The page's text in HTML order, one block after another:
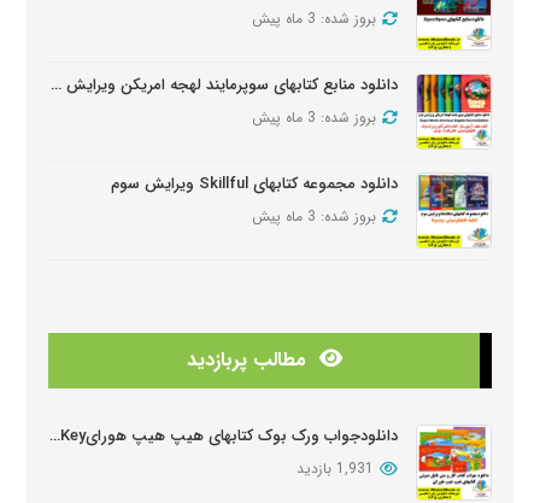
بروز شده: 3 ماه پیش
دانلود منابع کتابهای سوپرمایند لهجه امریکن ویرایش دومSuper Minds American Second Edition
بروز شده: 3 ماه پیش
دانلود مجموعه کتابهای Skillful ویرایش سوم
بروز شده: 3 ماه پیش
دانلود دوره آموزشی Wider World ویرایش دوم
مطالب پربازدید
دانلودجواب ورک بوک کتابهای هیپ هیپ هورایHip Hip Hooray Workbook Key
1,931 بازدید